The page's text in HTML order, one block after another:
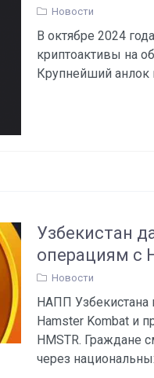
Новости
В октябре 2024
криптоактивы на
Крупнейший анлок
Узбекистан
операциям с
Новости
НАПП Узбекистана
Hamster Kombat и
HMSTR. Граждане
через